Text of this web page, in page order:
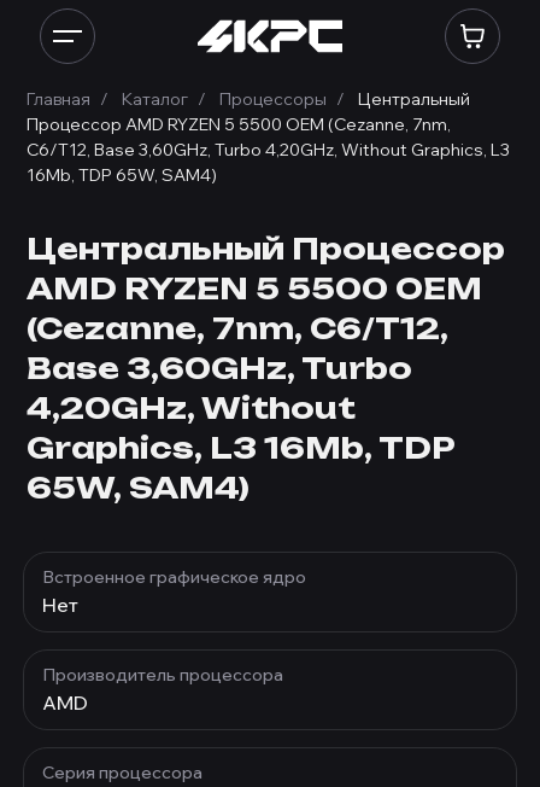
Главная Каталог Процессоры
Центральный
Процессор AMD RYZEN 5 5500 OEM (Cezanne, 7nm,
C6/T12, Base 3,60GHz, Turbo 4,20GHz, Without Graphics, L3
16Mb, TDP 65W, SAM4)
Центральный Процессор
AMD RYZEN 5 5500 OEM
(Cezanne, 7nm, C6/T12,
Base 3,60GHz, Turbo
4,20GHz, Without
Graphics, L3 16Mb, TDP
65W, SAM4)
Встроенное графическое ядро
Нет
Производитель процессора
AMD
Серия процессора